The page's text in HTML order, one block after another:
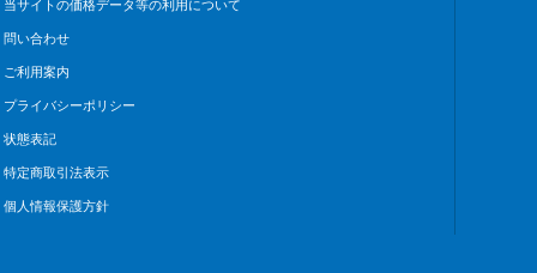
当サイトの価格データ等の利用について
問い合わせ
ご利用案内
プライバシーポリシー
状態表記
特定商取引法表示
個人情報保護方針